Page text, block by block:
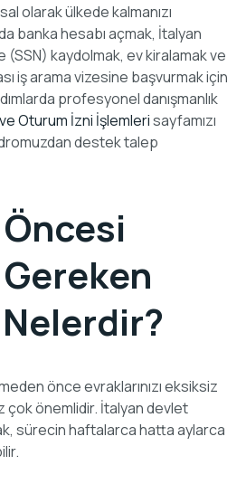
olarak ülkede kalmanızı
banka hesabı açmak, İtalyan
(SSN) kaydolmak, ev kiralamak ve
iş arama vizesine başvurmak için
profesyonel danışmanlık
Oturum İzni İşlemlerisayfamızı
destek talep
Gereken
önce evraklarınızı eksiksiz
çok önemlidir. İtalyan devlet
sürecin haftalarca hatta aylarca